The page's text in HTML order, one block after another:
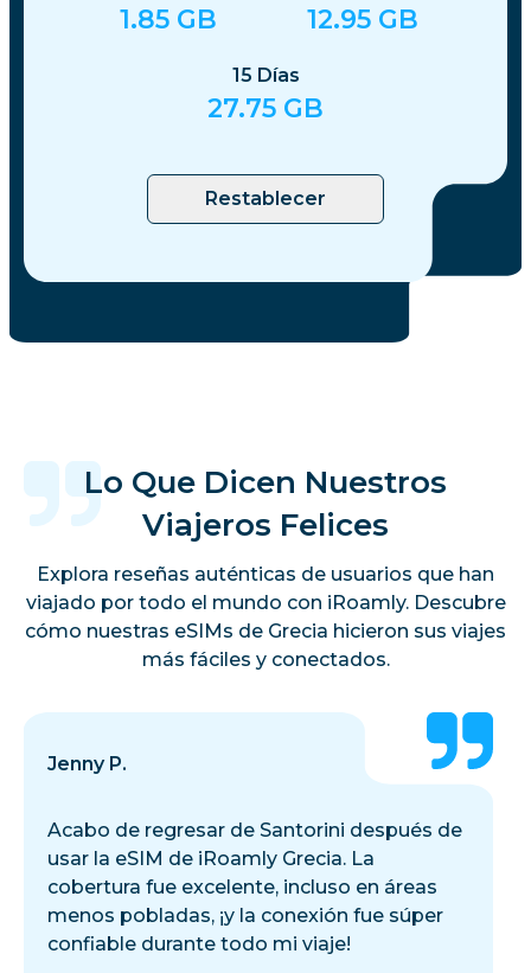
1.85 GB 12.95 GB
15 Días
27.75 GB
Restablecer
Lo Que Dicen Nuestros
Viajeros Felices
Explora reseñas auténticas de usuarios que han
viajado por todo el mundo con iRoamly. Descubre
cómo nuestras eSIMs de Grecia hicieron sus viajes
más fáciles y conectados.
Jenny P.
Acabo de regresar de Santorini después de
usar la eSIM de iRoamly Grecia. La
cobertura fue excelente, incluso en áreas
menos pobladas, ¡y la conexión fue súper
confiable durante todo mi viaje!